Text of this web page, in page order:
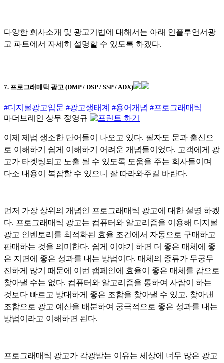
다양한 회사소개 및 광고기법에 대해서는 아래 인플루언서광
고 파트에서 자세히 설명할 수 있도록 하겠다.
7. 프로그래매틱 광고 (DMP / DSP / SSP / ADX)
#디지털광고입문 #광고생태계 #용어개념 #프로그래매틱
마더브레인 상무 정영규
이제 제법 생소한 단어들이 나오고 있다. 필자도 문과 출신으
로 이해하기 쉽게 이해하기 어려운 개념들이었다. 고객에게 광
고가 타겟팅되고 노출 될 수 있도록 도움을 주는 회사들이며
다소 내용이 복잡할 수 있으니 잘 따라와주길 바란다.
먼저 가장 상위의 개념인 프로그래매틱 광고에 대한 설명 하겠
다. 프로그래매틱 광고는 컴퓨터와 알고리즘을 이용해 디지털
광고 인벤토리를 최적화된 효율 조건에서 자동으로 구매하고
판매하는 것을 의미한다. 쉽게 이야기 하면 더 좋은 매체에 좋
은 지면에 좋은 성과를 내는 방법이다. 매체의 종류가 무궁무
진하게 많기 때문에 이번 캠페인에 효율이 좋은 매체를 감으로
찾아낼 수는 없다. 컴퓨터와 알고리즘을 통하여 사람이 하는
것보다 빠르고 방대하게 좋은 조합을 찾아낼 수 있고, 찾아낸
조합으로 광고 예산을 배분하여 궁극적으로 좋은 성과를 내는
방법이라고 이해하면 된다.
프로그래매틱 광고가 각광받는 이유는 세상에 너무 많은 광고